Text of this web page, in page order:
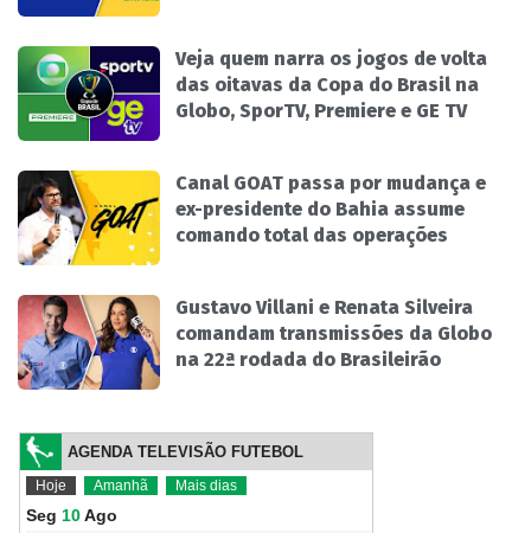
Veja quem narra os jogos de volta
das oitavas da Copa do Brasil na
Globo, SporTV, Premiere e GE TV
Canal GOAT passa por mudança e
ex-presidente do Bahia assume
comando total das operações
Gustavo Villani e Renata Silveira
comandam transmissões da Globo
na 22ª rodada do Brasileirão